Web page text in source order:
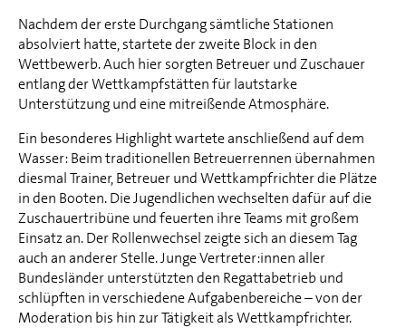
Nachdem der erste Durchgang sämtliche Stationen
absolviert hatte, startete der zweite Block in den
Wettbewerb. Auch hier sorgten Betreuer und Zuschauer
entlang der Wettkampfstätten für lautstarke
Unterstützung und eine mitreißende Atmosphäre.
Ein besonderes Highlight wartete anschließend auf dem
Wasser: Beim traditionellen Betreuerrennen übernahmen
diesmal Trainer, Betreuer und Wettkampfrichter die Plätze
in den Booten. Die Jugendlichen wechselten dafür auf die
Zuschauertribüne und feuerten ihre Teams mit großem
Einsatz an. Der Rollenwechsel zeigte sich an diesem Tag
auch an anderer Stelle. Junge Vertreter:innen aller
Bundesländer unterstützten den Regattabetrieb und
schlüpften in verschiedene Aufgabenbereiche – von der
Moderation bis hin zur Tätigkeit als Wettkampfrichter.